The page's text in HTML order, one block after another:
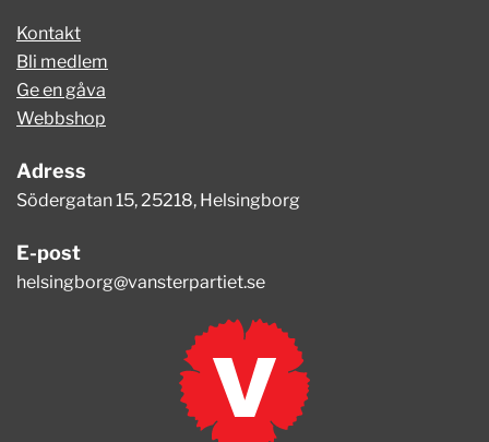
Kontakt
Bli medlem
Ge en gåva
Webbshop
Adress
Södergatan 15, 25218, Helsingborg
E-post
helsingborg@vansterpartiet.se